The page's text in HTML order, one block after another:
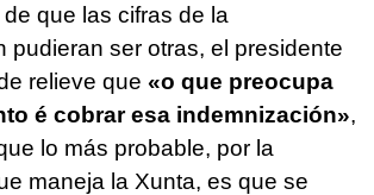
que las cifras de la
pudieran ser otras, el presidente
relieve que «o que preocupa
é cobrar esa indemnización»,
lo más probable, por la
maneja la Xunta, es que se